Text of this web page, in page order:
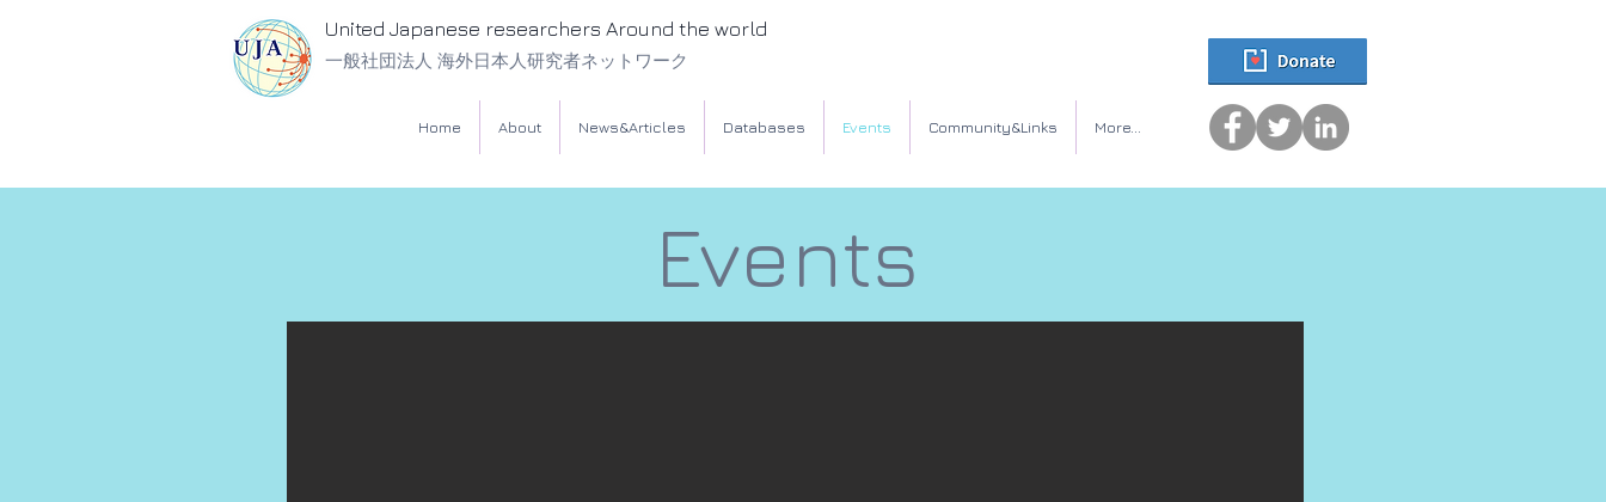
United Japanese researchers Around the world
一般社団法人 海外日本人研究者ネットワーク
Home About News&Articles Databases Events Community&Links More...
Events